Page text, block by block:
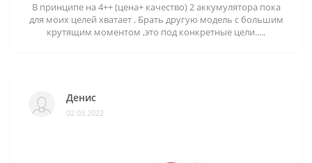
В принципе на 4++ (цена+ качество) 2 аккумулятора пока
для моих целей хватает . Брать другую модель с большим
крутящим моментом ,это под конкретные цели.....
Денис
02.03.2022